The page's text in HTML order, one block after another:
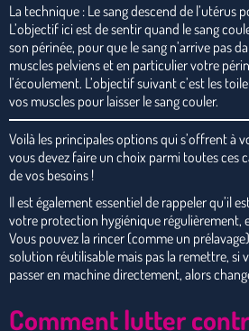
La technique : Le sang descend de l’utérus
L’objectif ici est de sentir quand le sang
son périnée, pour que le sang n’arrive pas
muscles pelviens et en particulier votre
l’écoulement. L’objectif suivant c’est les
vos muscles pour laisser le sang couler.
Voilà les principales options qui s’offrent à
vous devez faire un choix parmi toutes ces
de vos besoins !
Il est également essentiel de rappeler qu’il
votre protection hygiénique régulièrement,
Vous pouvez la rincer (comme un
solution réutilisable mais pas la remettre, si
passer en machine directement, alors
Comment lutter